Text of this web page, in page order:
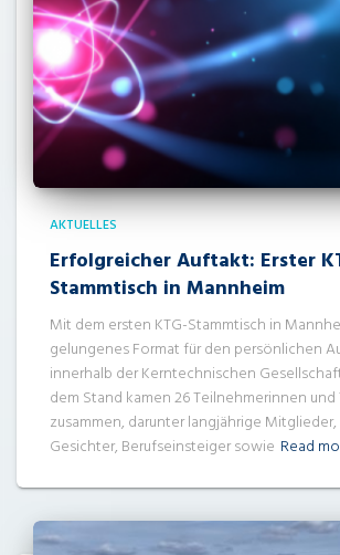
AKTUELLES
Erfolgreicher Auftakt: Erster
Stammtisch in Mannheim
Mit dem ersten KTG-Stammtisch in
gelungenes Format für den persönlichen
innerhalb der Kerntechnischen
dem Stand kamen 26 Teilnehmerinnen
zusammen, darunter langjährige
Gesichter, Berufseinsteiger sowie Read